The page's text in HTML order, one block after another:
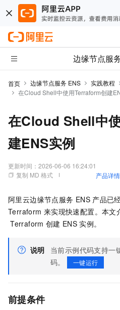
边缘节点服
首页 边缘节点服务 ENS 实践教程
在Cloud Shell中使用Terraform创建
在Cloud Shell中
建ENS实例
更新时间： 2026-06-06 16:24:01
复制 MD 格式
产品详情
阿里云边缘节点服务 ENS 产品已
Terraform 来实现快速配置。本文
Terraform 创建 ENS 实例。
说明
当前示例代码支持一
码。
一键运行
前提条件